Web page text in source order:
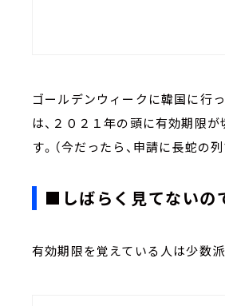
ゴールデンウィークに韓国に行
は、２０２１年の頭に有効期限
す。（今だったら、申請に長蛇の
■しばらく見てないの
有効期限を覚えている人は少数派